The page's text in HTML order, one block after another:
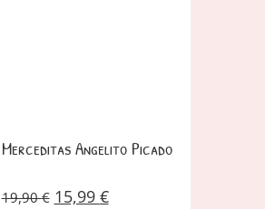
Merceditas Angelito Picado
19,90€ 15,99 €